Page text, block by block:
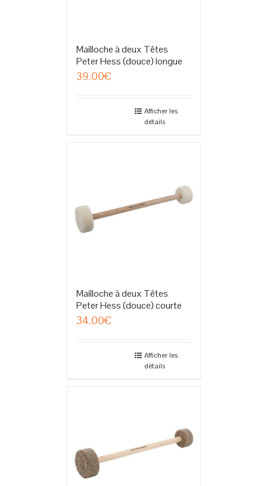
Mailloche à deux Têtes
Peter Hess (douce) longue
39.00€
Afficher les
détails
Mailloche à deux Têtes
Peter Hess (douce) courte
34.00€
Afficher les
détails